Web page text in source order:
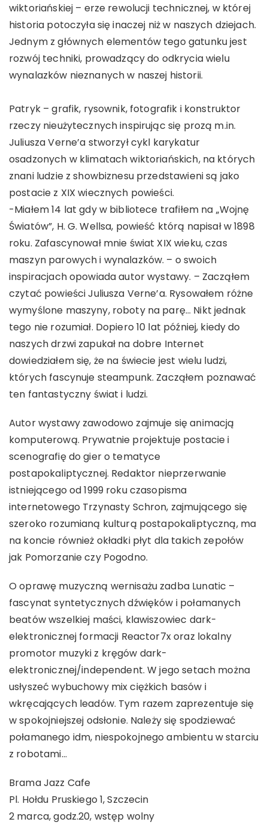
wiktoriańskiej – erze rewolucji technicznej, w której
historia potoczyła się inaczej niż w naszych dziejach.
Jednym z głównych elementów tego gatunku jest
rozwój techniki, prowadzący do odkrycia wielu
wynalazków nieznanych w naszej historii.
Patryk – grafik, rysownik, fotografik i konstruktor
rzeczy nieużytecznych inspirując się prozą m.in.
Juliusza Verne’a stworzył cykl karykatur
osadzonych w klimatach wiktoriańskich, na których
znani ludzie z showbiznesu przedstawieni są jako
postacie z XIX wiecznych powieści.
-Miałem 14 lat gdy w bibliotece trafiłem na „Wojnę
Światów”, H. G. Wellsa, powieść którą napisał w 1898
roku. Zafascynował mnie świat XIX wieku, czas
maszyn parowych i wynalazków. – o swoich
inspiracjach opowiada autor wystawy. – Zacząłem
czytać powieści Juliusza Verne’a. Rysowałem różne
wymyślone maszyny, roboty na parę… Nikt jednak
tego nie rozumiał. Dopiero 10 lat później, kiedy do
naszych drzwi zapukał na dobre Internet
dowiedziałem się, że na świecie jest wielu ludzi,
których fascynuje steampunk. Zacząłem poznawać
ten fantastyczny świat i ludzi.
Autor wystawy zawodowo zajmuje się animacją
komputerową. Prywatnie projektuje postacie i
scenografię do gier o tematyce
postapokaliptycznej. Redaktor nieprzerwanie
istniejącego od 1999 roku czasopisma
internetowego Trzynasty Schron, zajmującego się
szeroko rozumianą kulturą postapokaliptyczną, ma
na koncie również okładki płyt dla takich zepołów
jak Pomorzanie czy Pogodno.
O oprawę muzyczną wernisażu zadba Lunatic –
fascynat syntetycznych dźwięków i połamanych
beatów wszelkiej maści, klawiszowiec dark-
elektronicznej formacji Reactor7x oraz lokalny
promotor muzyki z kręgów dark-
elektronicznej/independent. W jego setach można
usłyszeć wybuchowy mix ciężkich basów i
wkręcających leadów. Tym razem zaprezentuje się
w spokojniejszej odsłonie. Należy się spodziewać
połamanego idm, niespokojnego ambientu w starciu
z robotami…
Brama Jazz Cafe
Pl. Hołdu Pruskiego 1, Szczecin
2 marca, godz.20, wstęp wolny